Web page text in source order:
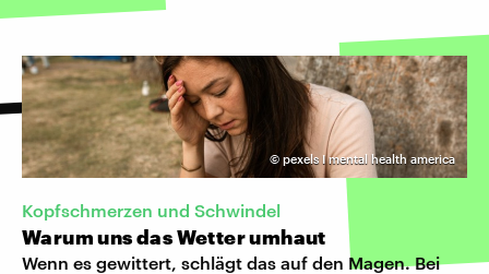
© pexels I mental health america
Kopfschmerzen und Schwindel
Warum uns das Wetter umhaut
Wenn es gewittert, schlägt das auf den Magen. Bei